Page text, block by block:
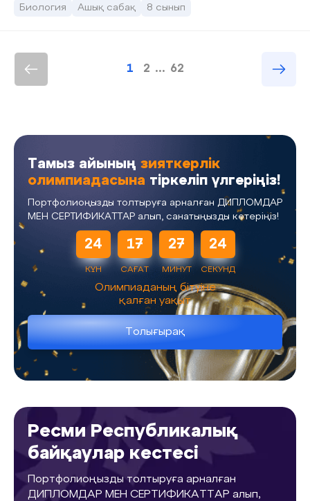
Биология Ашық сабақ 8 сынып
1 2 ... 62
Тамыз айының зияткерлік
олимпиадасына тіркеліп үлгеріңіз!
Портфолиоңызды толтыруға арналған ДИПЛОМДАР
МЕН СЕРТИФИКАТТАР алып, санатыңызды көтеріңіз!
24
КҮН
17
САҒАТ
27
МИНУТ
23
СЕКУНД
Олимпиаданың бітуіне
қалған уақыт
Толығырақ
Ресми Республикалық
байқаулар кестесі
Портфолиоңызды толтыруға арналған
ДИПЛОМДАР МЕН СЕРТИФИКАТТАР алып,